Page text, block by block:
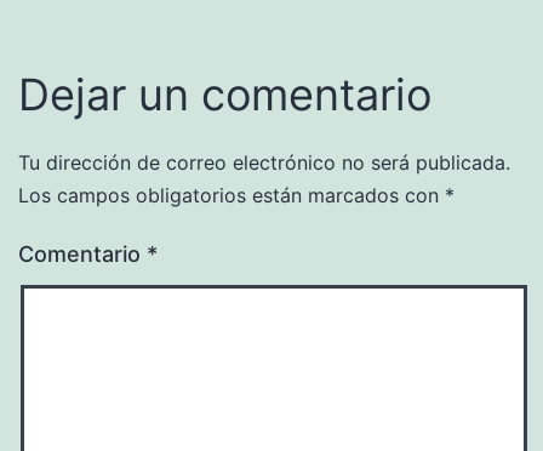
Dejar un comentario
Tu dirección de correo electrónico no será publicada.
Los campos obligatorios están marcados con *
Comentario *